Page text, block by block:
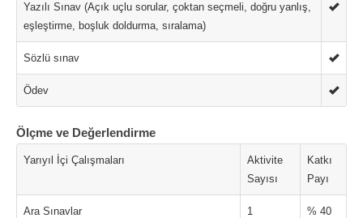
Yazılı Sınav (Açık uçlu sorular, çoktan seçmeli, doğru yanlış,
eşleştirme, boşluk doldurma, sıralama)
Sözlü sınav
Ödev
Ölçme ve Değerlendirme
Yarıyıl İçi Çalışmaları
Aktivite
Sayısı
Katkı
Payı
Ara Sınavlar 1 % 40